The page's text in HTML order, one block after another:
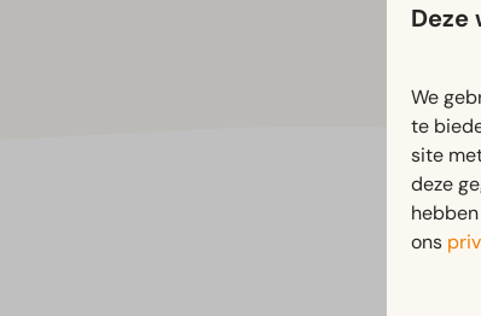
Deze
We
te
site
deze
ons